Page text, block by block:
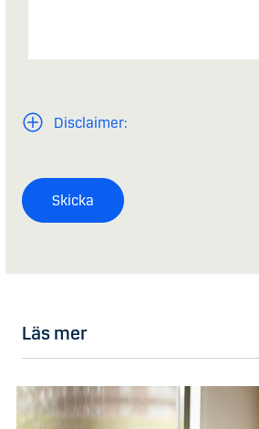
Disclaimer:
Skicka
Läs mer